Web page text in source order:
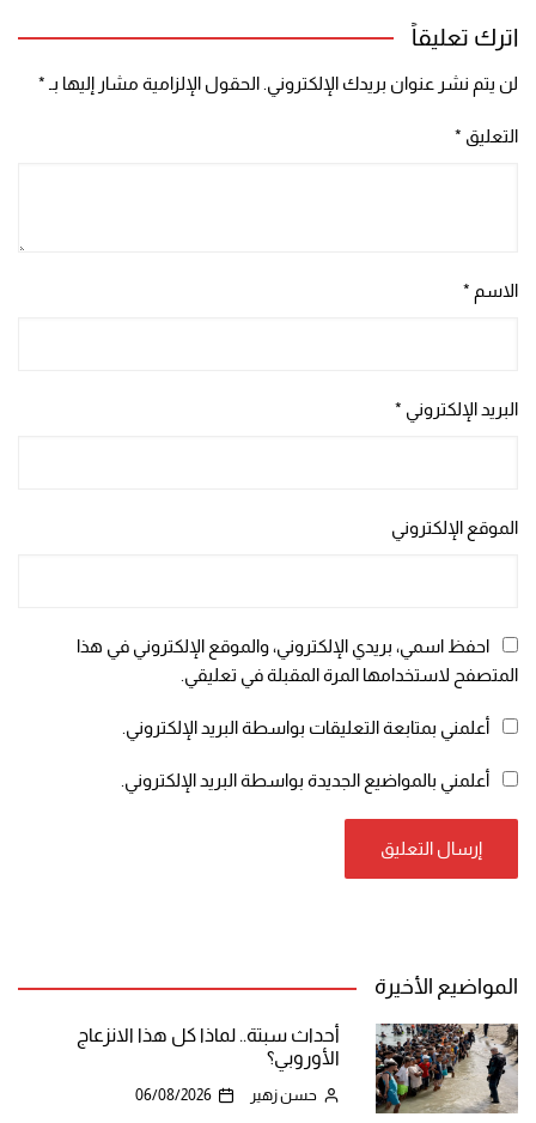
اترك تعليقاً
لن يتم نشر عنوان بريدك الإلكتروني. الحقول الإلزامية مشار إليها بـ *
التعليق *
الاسم *
البريد الإلكتروني *
الموقع الإلكتروني
احفظ اسمي، بريدي الإلكتروني، والموقع الإلكتروني في هذا
المتصفح لاستخدامها المرة المقبلة في تعليقي.
أعلمني بمتابعة التعليقات بواسطة البريد الإلكتروني.
أعلمني بالمواضيع الجديدة بواسطة البريد الإلكتروني.
المواضيع الأخيرة
أحداث سبتة.. لماذا كل هذا الانزعاج
الأوروبي؟
حسن زهير 06/08/2026